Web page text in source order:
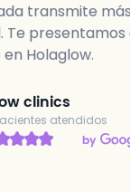
transmite
Te presentamos
Holaglow.
clinics
atendidos